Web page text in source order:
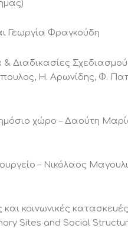
Γεωργία Φραγκούδη
& Διαδικασίες
Η. Αρωνίδης, Φ.
χώρο – Δαούτη
– Νικόλαος
κοινωνικές
Sites and Social